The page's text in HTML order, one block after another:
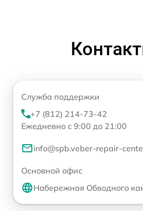
Служба поддержки
+7 (812) 214-73-42
Ежедневно с 9:00 до 21:00
info@spb.veber-repair-
Основной офис
Набережная Обводного